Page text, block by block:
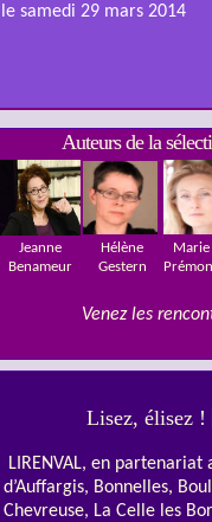
Lisez, élisez !
LIRENVAL, en
d’Auffargis, Bonnelles,
Chevreuse, La Celle les
Auteurs de la
Jeanne
Benameur
Hélène
Gestern
Marie
Venez les
le samedi 29 mars 2014